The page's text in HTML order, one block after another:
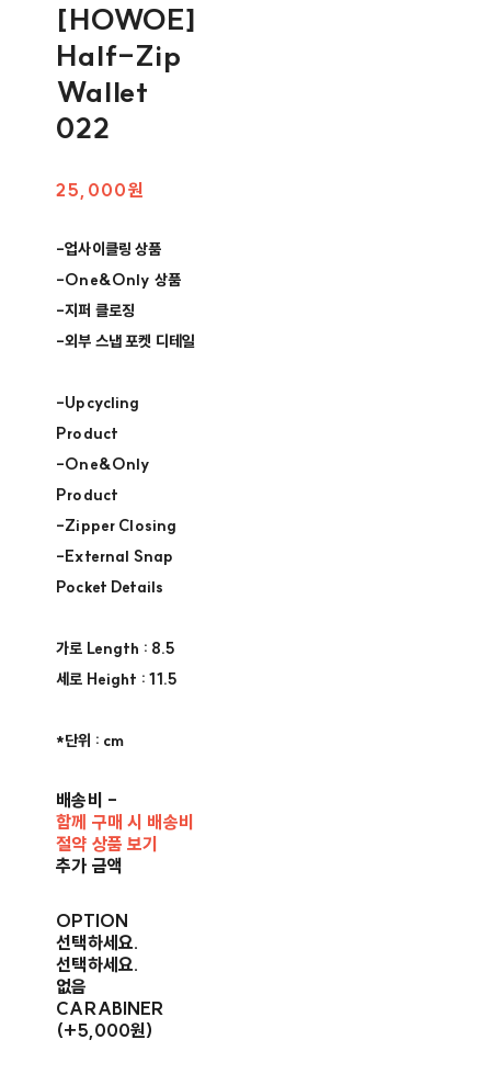
[HOWOE]
Half-Zip
Wallet
022
25,000원
-업사이클링 상품 ​
-One&Only 상품 ​
-지퍼 클로징​
-외부 스냅 포켓 디테일​
-Upcycling
Product​
-One&Only
Product ​
-Zipper Closing​
-External Snap
Pocket Details
가로​ Length : 8.5​
세로​ Height : 11.5 ​
*단위 : cm​
배송비 -
함께 구매 시 배송비
절약 상품 보기
추가 금액
OPTION
선택하세요.
선택하세요.
없음
CARABINER
(+5,000원)